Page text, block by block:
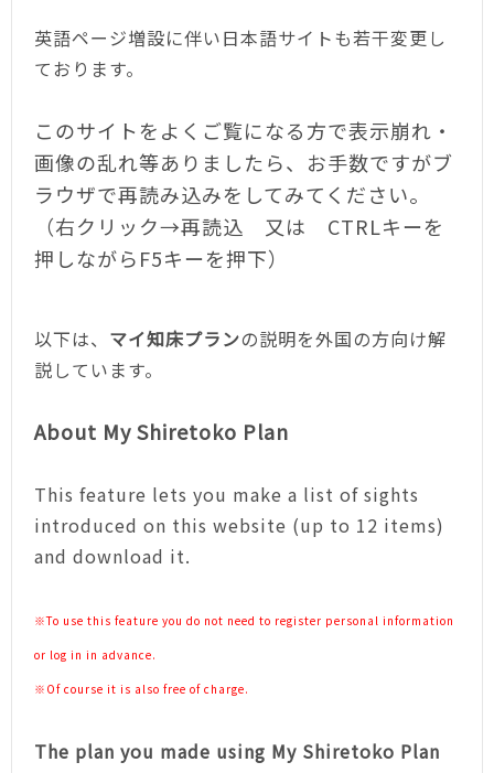
英語ページ増設に伴い日本語サイトも若干変更し
ております。
このサイトをよくご覧になる方で表示崩れ・
画像の乱れ等ありましたら、お手数ですがブ
ラウザで再読み込みをしてみてください。
（右クリック→再読込 又は CTRLキーを
押しながらF5キーを押下）
以下は、 マイ知床プランの説明を外国の方向け解
説しています。
About My Shiretoko Plan
This feature lets you make a list of sights
introduced on this website (up to 12 items)
and download it.
※To use this feature you do not need to register personal information
or log in in advance.
※Of course it is also free of charge.
The plan you made using My Shiretoko Plan